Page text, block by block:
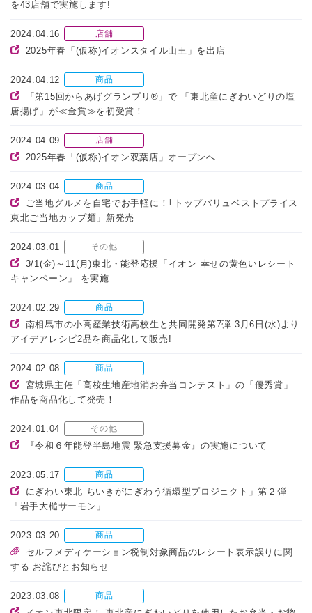
を43店舗で実施します!
2024.04.16 店舗
2025年春「(仮称)イオンスタイル山王」を出店
2024.04.12 商品
「第15回からあげグランプリ®」で 「東北産にぎわいどりの塩
唐揚げ」が≪金賞≫を初受賞！
2024.04.09 店舗
2025年春「(仮称)イオン双葉店」オープンへ
2024.03.04 商品
ご当地グルメを自宅でお手軽に！｢トップバリュベストプライス
東北ご当地カップ麺」新発売
2024.03.01 その他
3/1(金)～11(月)東北・能登応援「イオン 幸せの黄色いレシート
キャンペーン」 を実施
2024.02.29 商品
南相馬市の小高産業技術高校生と共同開発第7弾 3月6日(水)より
アイデアレシピ2品を商品化して販売!
2024.02.08 商品
宮城県主催「高校生地産地消お弁当コンテスト」の「優秀賞」
作品を商品化して発売！
2024.01.04 その他
『令和６年能登半島地震 緊急支援募金』の実施について
2023.05.17 商品
にぎわい東北 ちいきがにぎわう循環型プロジェクト」第２弾
「岩手大槌サーモン」
2023.03.20 商品
セルフメディケーション税制対象商品のレシート表示誤りに関
する お詫びとお知らせ
2023.03.08 商品